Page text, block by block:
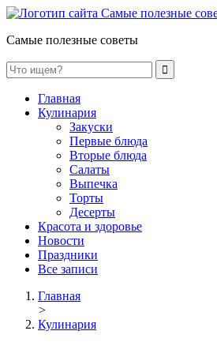
Самые полезные советы
Главная
Кулинария
Закуски
Первые блюда
Вторые блюда
Салаты
Выпечка
Торты
Десерты
Красота и здоровье
Новости
Праздники
Все записи
Главная
>
Кулинария